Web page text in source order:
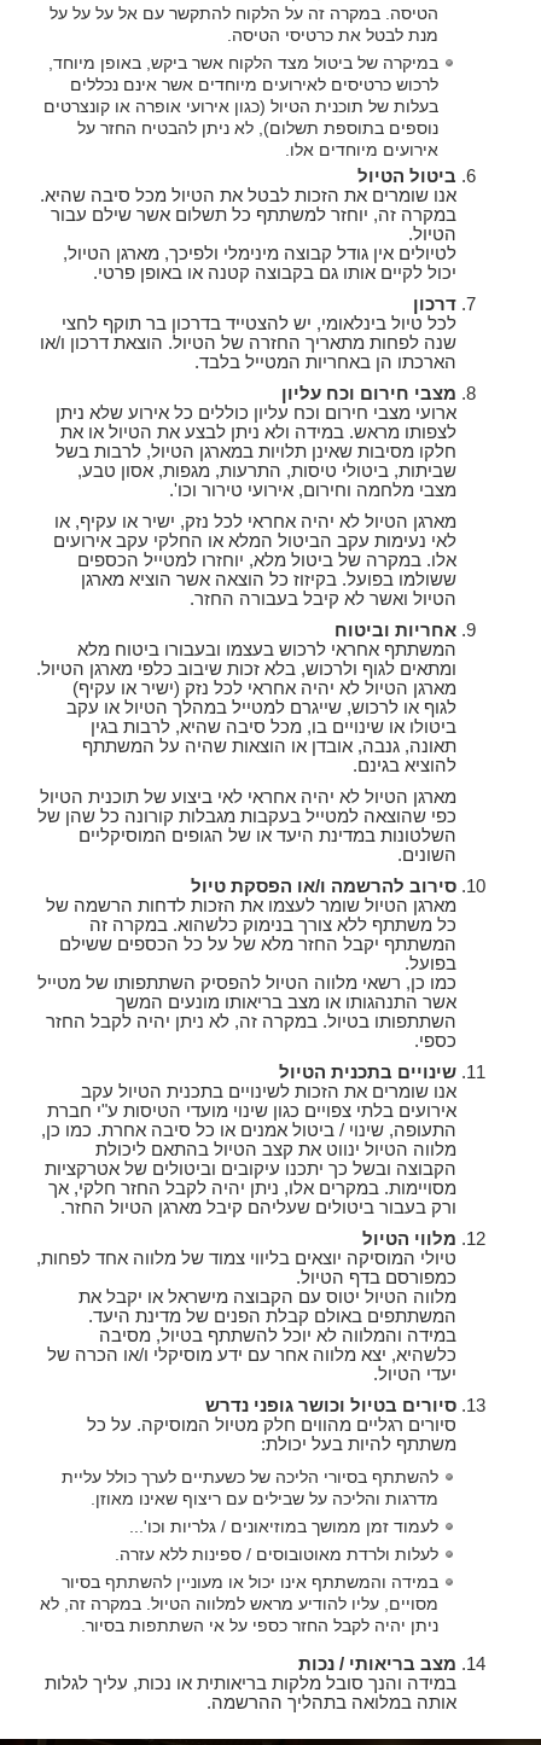
הטיסה. במקרה זה על הלקוח להתקשר עם אל על על על
מנת לבטל את כרטיסי הטיסה.
במיקרה של ביטול מצד הלקוח אשר ביקש, באופן מיוחד,
לרכוש כרטיסים לאירועים מיוחדים אשר אינם נכללים
בעלות של תוכנית הטיול (כגון אירועי אופרה או קונצרטים
נוספים בתוספת תשלום), לא ניתן להבטיח החזר על
אירועים מיוחדים אלו.
ביטול הטיול
אנו שומרים את הזכות לבטל את הטיול מכל סיבה שהיא.
במקרה זה, יוחזר למשתתף כל תשלום אשר שילם עבור
הטיול.
לטיולים אין גודל קבוצה מינימלי ולפיכך, מארגן הטיול,
יכול לקיים אותו גם בקבוצה קטנה או באופן פרטי.
דרכון
לכל טיול בינלאומי, יש להצטייד בדרכון בר תוקף לחצי
שנה לפחות מתאריך החזרה של הטיול. הוצאת דרכון ו/או
הארכתו הן באחריות המטייל בלבד.
מצבי חירום וכח עליון
ארועי מצבי חירום וכח עליון כוללים כל אירוע שלא ניתן
לצפותו מראש. במידה ולא ניתן לבצע את הטיול או את
חלקו מסיבות שאינן תלויות במארגן הטיול, לרבות בשל
שביתות, ביטולי טיסות, התרעות, מגפות, אסון טבע,
מצבי מלחמה וחירום, אירועי טירור וכו'.
מארגן הטיול לא יהיה אחראי לכל נזק, ישיר או עקיף, או
לאי נעימות עקב הביטול המלא או החלקי עקב אירועים
אלו. במקרה של ביטול מלא, יוחזרו למטייל הכספים
ששולמו בפועל. בקיזוז כל הוצאה אשר הוציא מארגן
הטיול ואשר לא קיבל בעבורה החזר.
אחריות וביטוח
המשתתף אחראי לרכוש בעצמו ובעבורו ביטוח מלא
ומתאים לגוף ולרכוש, בלא זכות שיבוב כלפי מארגן הטיול.
מארגן הטיול לא יהיה אחראי לכל נזק (ישיר או עקיף)
לגוף או לרכוש, שייגרם למטייל במהלך הטיול או עקב
ביטולו או שינויים בו, מכל סיבה שהיא, לרבות בגין
תאונה, גנבה, אובדן או הוצאות שהיה על המשתתף
להוציא בגינם.
מארגן הטיול לא יהיה אחראי לאי ביצוע של תוכנית הטיול
כפי שהוצאה למטייל בעקבות מגבלות קורונה כל שהן של
השלטונות במדינת היעד או של הגופים המוסיקליים
השונים.
סירוב להרשמה ו/או הפסקת טיול
מארגן הטיול שומר לעצמו את הזכות לדחות הרשמה של
כל משתתף ללא צורך בנימוק כלשהוא. במקרה זה
המשתתף יקבל החזר מלא של על כל הכספים ששילם
בפועל.
כמו כן, רשאי מלווה הטיול להפסיק השתתפותו של מטייל
אשר התנהגותו או מצב בריאותו מונעים המשך
השתתפותו בטיול. במקרה זה, לא ניתן יהיה לקבל החזר
כספי.
שינויים בתכנית הטיול
אנו שומרים את הזכות לשינויים בתכנית הטיול עקב
אירועים בלתי צפויים כגון שינוי מועדי הטיסות ע"י חברת
התעופה, שינוי / ביטול אמנים או כל סיבה אחרת. כמו כן,
מלווה הטיול ינווט את קצב הטיול בהתאם ליכולת
הקבוצה ובשל כך יתכנו עיקובים וביטולים של אטרקציות
מסויימות. במקרים אלו, ניתן יהיה לקבל החזר חלקי, אך
ורק בעבור ביטולים שעליהם קיבל מארגן הטיול החזר.
מלווי הטיול
טיולי המוסיקה יוצאים בליווי צמוד של מלווה אחד לפחות,
כמפורסם בדף הטיול.
מלווה הטיול יטוס עם הקבוצה מישראל או יקבל את
המשתתפים באולם קבלת הפנים של מדינת היעד.
במידה והמלווה לא יוכל להשתתף בטיול, מסיבה
כלשהיא, יצא מלווה אחר עם ידע מוסיקלי ו/או הכרה של
יעדי הטיול.
סיורים בטיול וכושר גופני נדרש
סיורים רגליים מהווים חלק מטיול המוסיקה. על כל
משתתף להיות בעל יכולת:
להשתתף בסיורי הליכה של כשעתיים לערך כולל עליית
מדרגות והליכה על שבילים עם ריצוף שאינו מאוזן.
לעמוד זמן ממושך במוזיאונים / גלריות וכו'...
לעלות ולרדת מאוטובוסים / ספינות ללא עזרה.
במידה והמשתתף אינו יכול או מעוניין להשתתף בסיור
מסויים, עליו להודיע מראש למלווה הטיול. במקרה זה, לא
ניתן יהיה לקבל החזר כספי על אי השתתפות בסיור.
מצב בריאותי / נכות
במידה והנך סובל מלקות בריאותית או נכות, עליך לגלות
אותה במלואה בתהליך ההרשמה.